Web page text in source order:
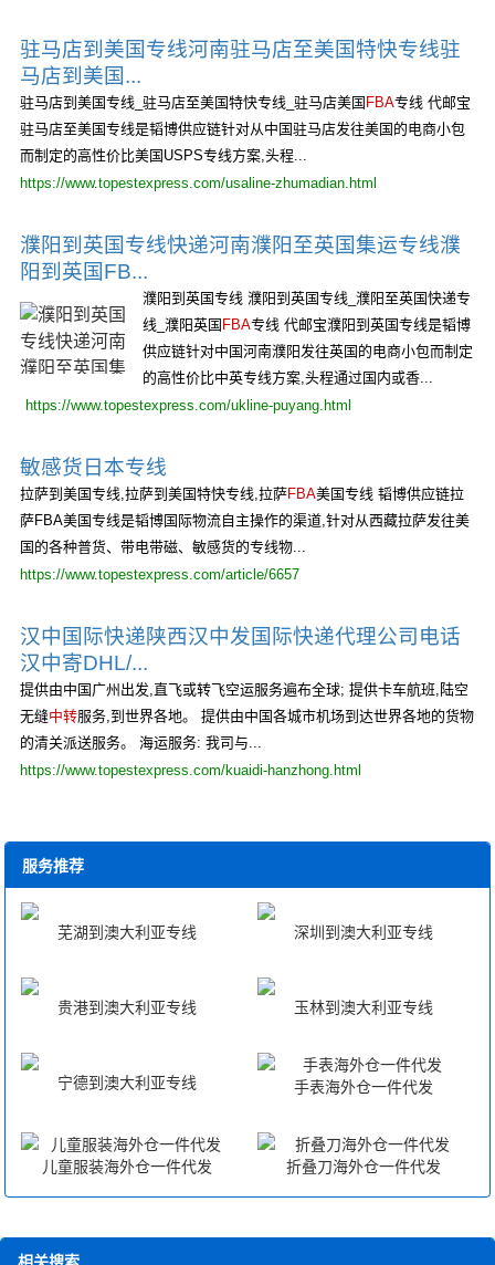
驻马店到美国专线河南驻马店至美国特快专线驻
马店到美国...
驻马店到美国专线_驻马店至美国特快专线_驻马店美国 FBA专线 代邮宝
驻马店至美国专线是韬博供应链针对从中国驻马店发往美国的电商小包
而制定的高性价比美国USPS专线方案,头程...
https://www.topestexpress.com/usaline-zhumadian.html
濮阳到英国专线快递河南濮阳至英国集运专线濮
阳到英国FB...
濮阳到英国专线 濮阳到英国专线_濮阳至英国快递专
线_濮阳英国 FBA专线 代邮宝濮阳到英国专线是韬博
供应链针对中国河南濮阳发往英国的电商小包而制定
的高性价比中英专线方案,头程通过国内或香...
https://www.topestexpress.com/ukline-puyang.html
敏感货日本专线
拉萨到美国专线,拉萨到美国特快专线,拉萨FBA美国专线 韬博供应链拉
萨FBA美国专线是韬博国际物流自主操作的渠道,针对从西藏拉萨发往美
国的各种普货、带电带磁、敏感货的专线物...
https://www.topestexpress.com/article/6657
汉中国际快递陕西汉中发国际快递代理公司电话
汉中寄DHL/...
提供由中国广州出发,直飞或转飞空运服务遍布全球; 提供卡车航班,陆空
无缝中转服务,到世界各地。 提供由中国各城市机场到达世界各地的货物
的清关派送服务。 海运服务: 我司与...
https://www.topestexpress.com/kuaidi-hanzhong.html
服务推荐
芜湖到澳大利亚专线 深圳到澳大利亚专线
贵港到澳大利亚专线 玉林到澳大利亚专线
宁德到澳大利亚专线 手表海外仓一件代发
儿童服装海外仓一件代发 折叠刀海外仓一件代发